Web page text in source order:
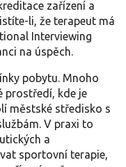
zařízení a
li, že terapeut má
Interviewing
na úspěch.
pobytu. Mnoho
prostředí, kde je
městské středisko s
V praxi to
a
sportovní terapie,